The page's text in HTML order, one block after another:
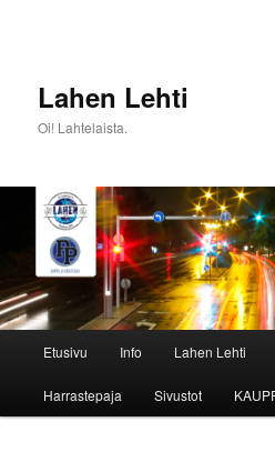
Lahen Lehti
Oi! Lahtelaista.
Etusivu Info Lahen Lehti
Harrastepaja Sivustot